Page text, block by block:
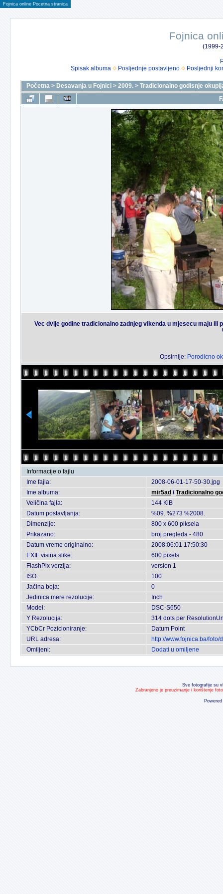
Fojnica online Pocetna stranica
Fojnica
(1999-
Spisak albuma
Posljednje postavljeno Posljednji
Početna > Desavanja u Fojnici > 2009. > Tradicionalno godisnje
Vec dvije godine tradicionalno zadnjeg vikenda u mjesecu maju
Opsirnije: Porodicno
Informacije o fajlu
Ime fajla:
2008-06-01-17-50-30.jpg
Ime albuma:
mir5ad /Tradicionalno
Veličina fajla:
144 KiB
Datum postavljanja:
%09. %273 %2008.
Dimenzije:
800 x 600 piksela
Prikazano:
broj pregleda - 480
Datum vreme originalno:
2008:06:01 17:50:30
EXIF visina slike:
600 pixels
FlashPix verzija:
version 1
ISO:
100
Jačina boja:
0
Jedinica mere rezolucije:
Inch
Model:
DSC-S650
Y Rezolucija:
314 dots per
YCbCr Pozicioniranje:
Datum Point
URL adresa:
http://www.fojnica.ba/
Omiljeni:
Dodati u omiljene
Sve fotografije su
Zabranjeno je preuzimanje i korištenje